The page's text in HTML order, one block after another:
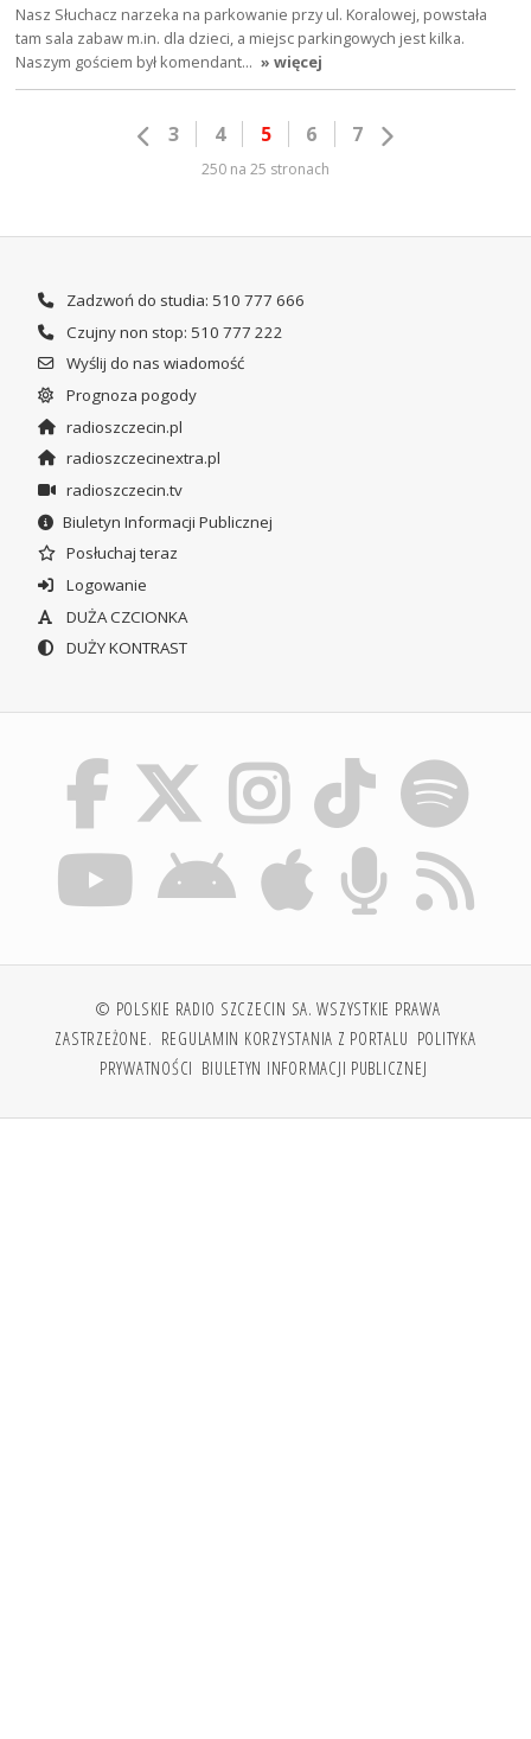
Nasz Słuchacz narzeka na parkowanie przy ul. Koralowej, powstała
tam sala zabaw m.in. dla dzieci, a miejsc parkingowych jest kilka.
Naszym gościem był komendant… » więcej
3 4 5 6 7
250 na 25 stronach
Zadzwoń do studia: 510 777 666
Czujny non stop: 510 777 222
Wyślij do nas wiadomość
Prognoza pogody
radioszczecin.pl
radioszczecinextra.pl
radioszczecin.tv
Biuletyn Informacji Publicznej
Posłuchaj teraz
Logowanie
DUŻA CZCIONKA
DUŻY KONTRAST
© POLSKIE RADIO SZCZECIN SA. WSZYSTKIE PRAWA
ZASTRZEŻONE. REGULAMIN KORZYSTANIA Z PORTALU POLITYKA
PRYWATNOŚCI BIULETYN INFORMACJI PUBLICZNEJ